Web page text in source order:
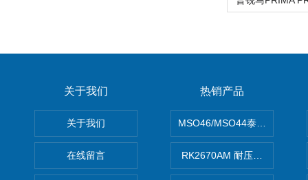
关于我们
关于我们
在线留言
热销产品
MSO46/MSO44泰克
RK2670AM 耐压测试仪